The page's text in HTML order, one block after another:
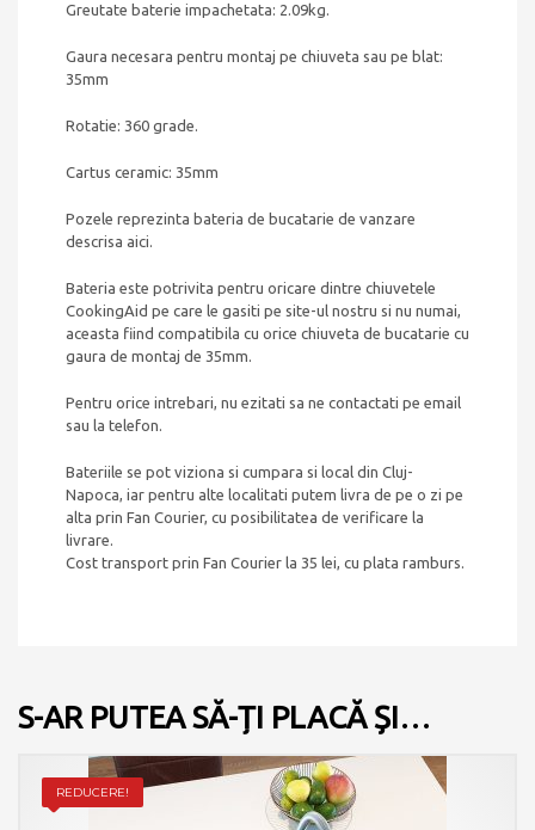
Greutate baterie impachetata: 2.09kg.
Gaura necesara pentru montaj pe chiuveta sau pe blat:
35mm
Rotatie: 360 grade.
Cartus ceramic: 35mm
Pozele reprezinta bateria de bucatarie de vanzare
descrisa aici.
Bateria este potrivita pentru oricare dintre chiuvetele
CookingAid pe care le gasiti pe site-ul nostru si nu numai,
aceasta fiind compatibila cu orice chiuveta de bucatarie cu
gaura de montaj de 35mm.
Pentru orice intrebari, nu ezitati sa ne contactati pe email
sau la telefon.
Bateriile se pot viziona si cumpara si local din Cluj-
Napoca, iar pentru alte localitati putem livra de pe o zi pe
alta prin Fan Courier, cu posibilitatea de verificare la
livrare.
Cost transport prin Fan Courier la 35 lei, cu plata ramburs.
S-AR PUTEA SĂ-ȚI PLACĂ ȘI…
REDUCERE!